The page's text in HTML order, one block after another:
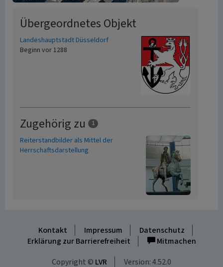
Übergeordnetes Objekt
Landeshauptstadt Düsseldorf
Beginn vor 1288
Zugehörig zu 1
Reiterstandbilder als Mittel der
Herrschaftsdarstellung
Kontakt Impressum
Datenschutz
Erklärung zur Barrierefreiheit
Mitmachen
Copyright © LVR Version: 4.52.0